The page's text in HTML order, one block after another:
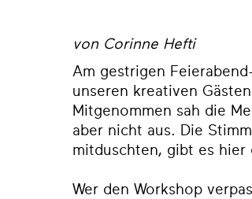
von Corinne Hefti
Am gestrigen
unseren kreativen
Mitgenommen sah die
aber nicht aus. Die
mitduschten, gibt es hier
Wer den Workshop